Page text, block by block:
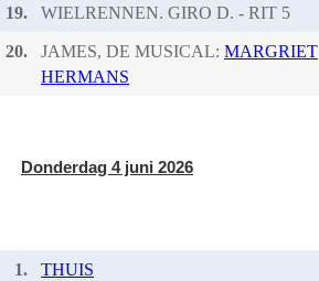
19. WIELRENNEN. GIRO D. - RIT 5
20. JAMES, DE MUSICAL: MARGRIET
HERMANS
Donderdag 4 juni 2026
1. THUIS